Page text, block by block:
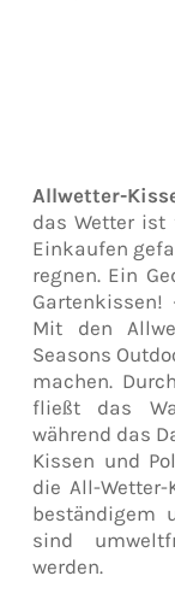
Allwetter-
das Wetter
Einkaufen
regnen. Ein
Mit den
Seasons
machen.
fließt das
während das
Kissen und
die All-Wetter-
beständigem
sind
werden.